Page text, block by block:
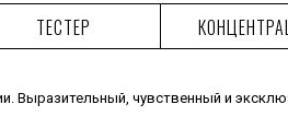
ТЕСТЕР
Выразительный, чувственный и